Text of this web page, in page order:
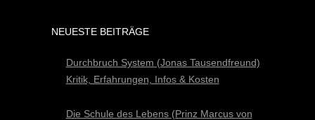
NEUESTE BEITRÄGE
Durchbruch System (Jonas Tausendfreund)
Kritik, Erfahrungen, Infos & Kosten
Die Schule des Lebens (Prinz Marcus von